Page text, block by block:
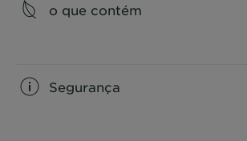
o que contém
Segurança